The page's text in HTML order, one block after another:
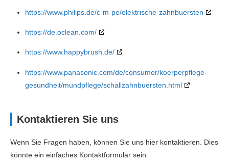
https://www.philips.de/c-m-pe/elektrische-zahnbuersten
https://de.oclean.com/
https://www.happybrush.de/
https://www.panasonic.com/de/consumer/koerperpflege-
gesundheit/mundpflege/schallzahnbuersten.html
Kontaktieren Sie uns
Wenn Sie Fragen haben, können Sie uns hier kontaktieren. Dies
könnte ein einfaches Kontaktformular sein.